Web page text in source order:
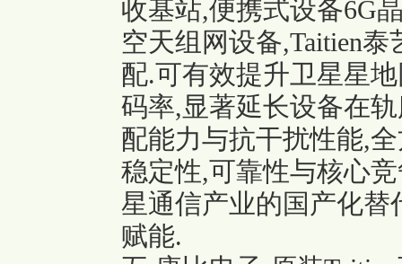
收基站,便携式设备6G
空天组网设备,Taitien
配.可有效提升卫星星
码率,显著延长设备在
配能力与抗干扰性能,
稳定性,可靠性与核心
星通信产业的国产化
赋能.